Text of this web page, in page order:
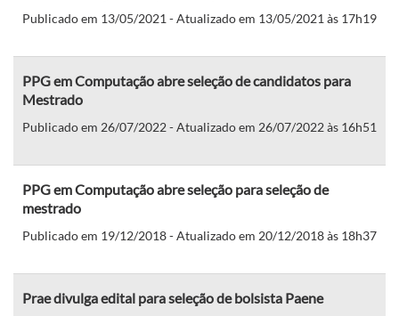
Publicado em 13/05/2021 - Atualizado em 13/05/2021 às 17h19
PPG em Computação abre seleção de candidatos para
Mestrado
Publicado em 26/07/2022 - Atualizado em 26/07/2022 às 16h51
PPG em Computação abre seleção para seleção de
mestrado
Publicado em 19/12/2018 - Atualizado em 20/12/2018 às 18h37
Prae divulga edital para seleção de bolsista Paene